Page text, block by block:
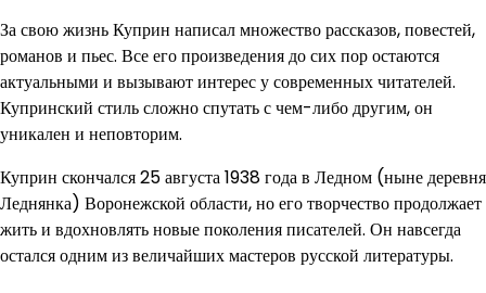
За свою жизнь Куприн написал множество рассказов, повестей,
романов и пьес. Все его произведения до сих пор остаются
актуальными и вызывают интерес у современных читателей.
Купринский стиль сложно спутать с чем-либо другим, он
уникален и неповторим.
Куприн скончался 25 августа 1938 года в Ледном (ныне деревня
Леднянка) Воронежской области, но его творчество продолжает
жить и вдохновлять новые поколения писателей. Он навсегда
остался одним из величайших мастеров русской литературы.